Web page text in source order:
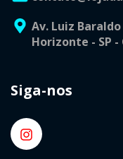
Av. Luiz
Horizonte - SP -
Siga-nos